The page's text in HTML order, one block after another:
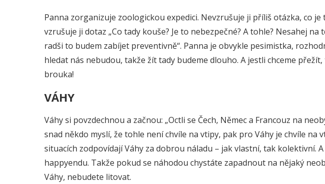
Panna zorganizuje zoologickou expedici. Nevzrušuje ji příliš otázka, co je
vzrušuje ji dotaz „Co tady kouše? Je to nebezpečné? A tohle? Nesahej na
radši to budem zabíjet preventivně“. Panna je obvykle pesimistka,
hledat nás nebudou, takže žít tady budeme dlouho. A jestli chceme
brouka!
VÁHY
Váhy si povzdechnou a začnou: „Octli se Čech, Němec a Francouz na
snad někdo myslí, že tohle není chvíle na vtipy, pak pro Váhy je chvíle na
situacích zodpovídají Váhy za dobrou náladu – jak vlastní, tak kolektivní.
happyendu. Takže pokud se náhodou chystáte zapadnout na nějaký
Váhy, nebudete litovat.